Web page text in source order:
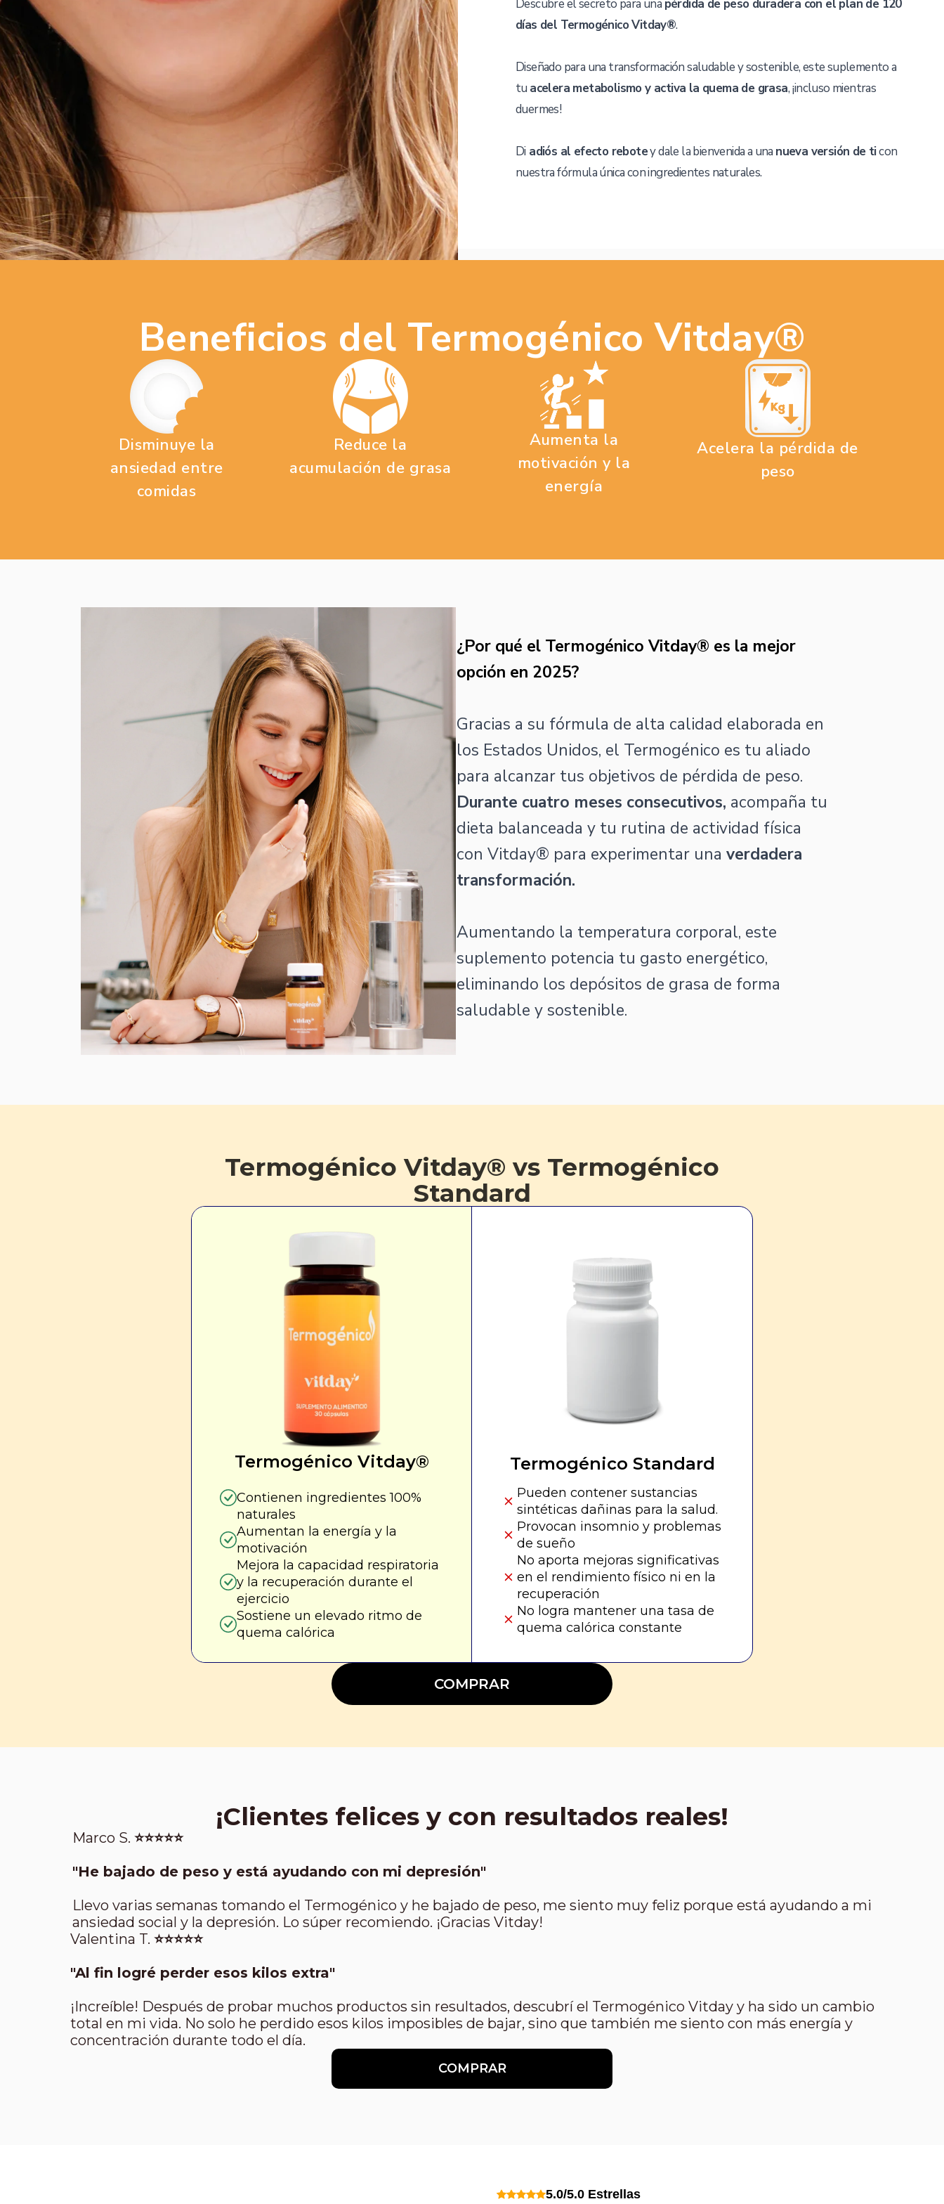
Descubre el secreto para una pérdida de peso duradera con el plan de 120
días del Termogénico Vitday®.
Diseñado para una transformación saludable y sostenible, este suplemento a
tu acelera metabolismo y activa la quema de grasa, ¡incluso mientras
duermes!
Di adiós al efecto rebotey dale la bienvenida a una nueva versión de ticon
nuestra fórmula única con ingredientes naturales.
Beneficios del Termogénico Vitday®
Disminuye la
ansiedad entre
comidas
Reduce la
acumulación de grasa
Aumenta la
motivación y la
energía
Acelera la pérdida de
peso
¿Por qué el Termogénico Vitday® es la mejor
opción en 2025?
Gracias a su fórmula de alta calidad elaborada en
los Estados Unidos, el Termogénico es tu aliado
para alcanzar tus objetivos de pérdida de peso.
Durante cuatro meses consecutivos, acompaña tu
dieta balanceada y tu rutina de actividad física
con Vitday® para experimentar una verdadera
transformación.
Aumentando la temperatura corporal, este
suplemento potencia tu gasto energético,
eliminando los depósitos de grasa de forma
saludable y sostenible.
Termogénico Vitday® vs Termogénico
Standard
Termogénico Vitday®
Contienen ingredientes 100%
naturales
Aumentan la energía y la
motivación
Mejora la capacidad respiratoria
y la recuperación durante el
ejercicio
Sostiene un elevado ritmo de
quema calórica
Termogénico Standard
Pueden contener sustancias
sintéticas dañinas para la salud.
Provocan insomnio y problemas
de sueño
No aporta mejoras significativas
en el rendimiento físico ni en la
recuperación
No logra mantener una tasa de
quema calórica constante
COMPRAR
¡Clientes felices y con resultados reales!
Marco S. ⭐⭐⭐⭐⭐
"He bajado de peso y está ayudando con mi depresión"
Llevo varias semanas tomando el Termogénico y he bajado de peso, me siento muy feliz porque está ayudando a mi
ansiedad social y la depresión. Lo súper recomiendo. ¡Gracias Vitday!
Valentina T. ⭐⭐⭐⭐⭐
"Al fin logré perder esos kilos extra"
¡Increíble! Después de probar muchos productos sin resultados, descubrí el Termogénico Vitday y ha sido un cambio
total en mi vida. No solo he perdido esos kilos imposibles de bajar, sino que también me siento con más energía y
concentración durante todo el día.
COMPRAR
5.0/5.0 Estrellas